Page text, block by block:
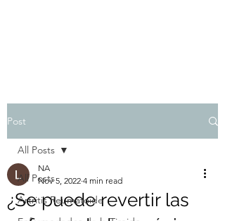
Post
All Posts
Artritis Reumatoide
All Posts
¿Se puede revertir las
NA
Nov 5, 2022 4 min read